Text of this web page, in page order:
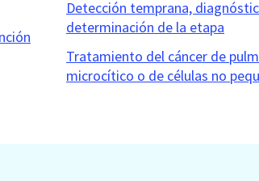
Detección temprana,
determinación de la etapa
Tratamiento del cáncer de
microcítico o de células no